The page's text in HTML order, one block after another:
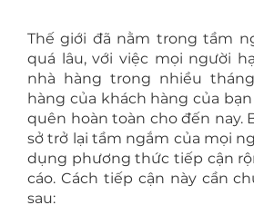
Thế giới đã nằm trong tầm
quá lâu, với việc mọi người
nhà hàng trong nhiều
hàng của khách hàng của
quên hoàn toàn cho đến nay.
sở trở lại tầm ngắm của mọi
dụng phương thức tiếp cận
cáo. Cách tiếp cận này cần
sau: